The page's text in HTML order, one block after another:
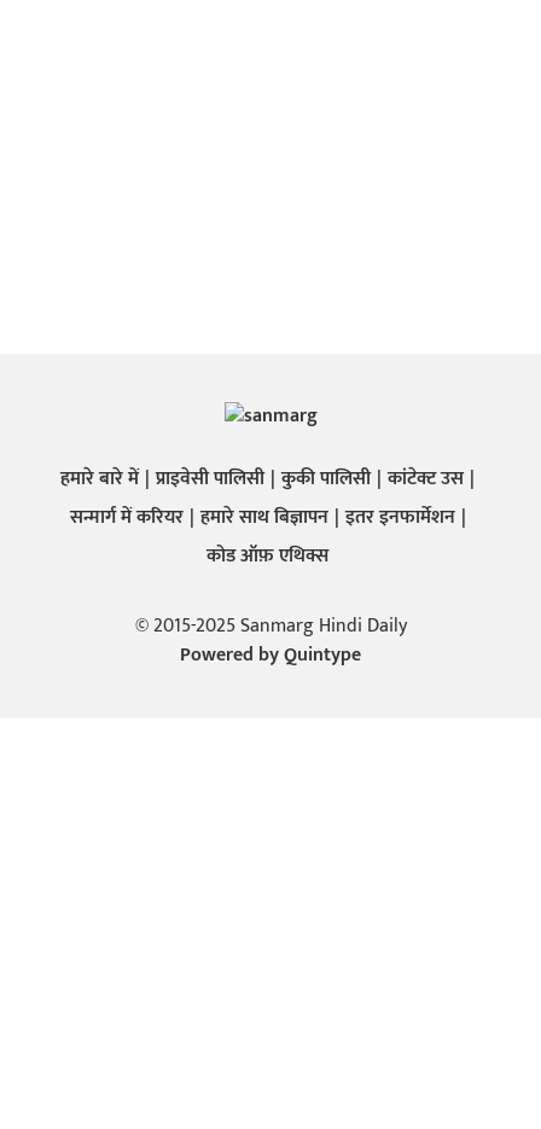
हमारे बारे में प्राइवेसी पालिसी कुकी पालिसी कांटेक्ट उस
सन्मार्ग में करियर हमारे साथ बिज्ञापन इतर इनफार्मेशन
कोड ऑफ़ एथिक्स
© 2015-2025 Sanmarg Hindi Daily
Powered byQuintype